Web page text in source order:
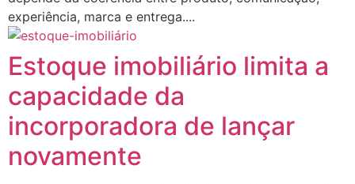
experiência, marca e entrega....
Estoque imobiliário limita a
capacidade da
incorporadora de lançar
novamente